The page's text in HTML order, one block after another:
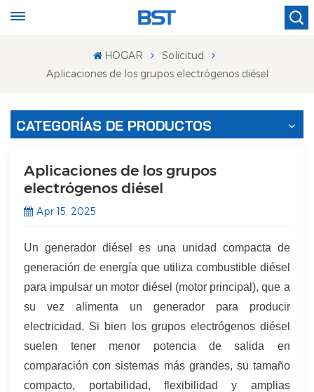
HOGAR
Solicitud
Aplicaciones de los grupos electrógenos diésel
CATEGORÍAS DE PRODUCTOS
Aplicaciones de los grupos
electrógenos diésel
Apr 15, 2025
Un generador diésel es una unidad compacta de
generación de energía que utiliza combustible diésel
para impulsar un motor diésel (motor principal), que a
su vez alimenta un generador para producir
electricidad. Si bien los grupos electrógenos diésel
suelen tener menor potencia de salida en
comparación con sistemas más grandes, su tamaño
compacto, portabilidad, flexibilidad y amplias